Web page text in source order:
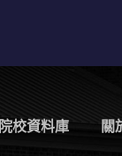
院校資料庫 關